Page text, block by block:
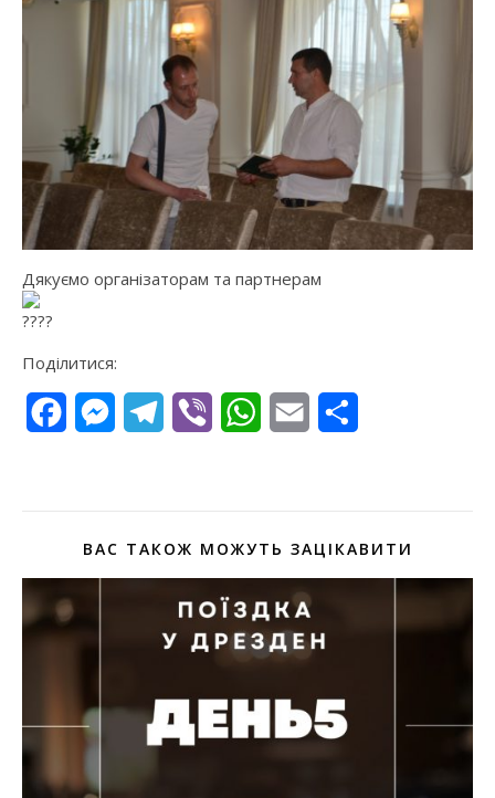
Дякуємо організаторам та партнерам
Поділитися:
FacebookMessengerTelegram
Viber WhatsApp
Email
ВАС ТАКОЖ МОЖУТЬ ЗАЦІКАВИТИ